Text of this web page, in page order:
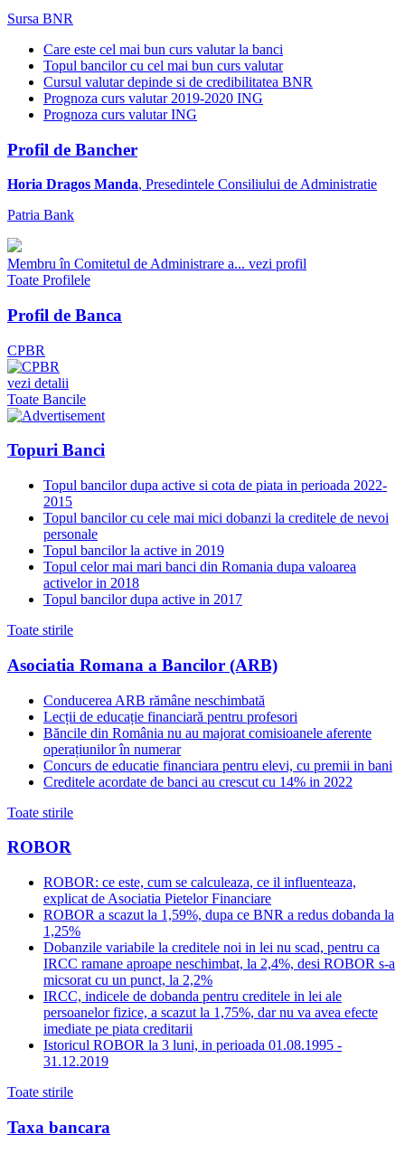
Sursa BNR
Care este cel mai bun curs valutar la banci
Topul bancilor cu cel mai bun curs valutar
Cursul valutar depinde si de credibilitatea BNR
Prognoza curs valutar 2019-2020 ING
Prognoza curs valutar ING
Profil de Bancher
Horia Dragos Manda, Presedintele Consiliului de Administratie
Patria Bank
Membru în Comitetul de Administrare a... vezi profil
Toate Profilele
Profil de Banca
CPBR
vezi detalii
Toate Bancile
Topuri Banci
Topul bancilor dupa active si cota de piata in perioada 2022-
2015
Topul bancilor cu cele mai mici dobanzi la creditele de nevoi
personale
Topul bancilor la active in 2019
Topul celor mai mari banci din Romania dupa valoarea
activelor in 2018
Topul bancilor dupa active in 2017
Toate stirile
Asociatia Romana a Bancilor (ARB)
Conducerea ARB rămâne neschimbată
Lecții de educație financiară pentru profesori
Băncile din România nu au majorat comisioanele aferente
operațiunilor în numerar
Concurs de educatie financiara pentru elevi, cu premii in bani
Creditele acordate de banci au crescut cu 14% in 2022
Toate stirile
ROBOR
ROBOR: ce este, cum se calculeaza, ce il influenteaza,
explicat de Asociatia Pietelor Financiare
ROBOR a scazut la 1,59%, dupa ce BNR a redus dobanda la
1,25%
Dobanzile variabile la creditele noi in lei nu scad, pentru ca
IRCC ramane aproape neschimbat, la 2,4%, desi ROBOR s-a
micsorat cu un punct, la 2,2%
IRCC, indicele de dobanda pentru creditele in lei ale
persoanelor fizice, a scazut la 1,75%, dar nu va avea efecte
imediate pe piata creditarii
Istoricul ROBOR la 3 luni, in perioada 01.08.1995 -
31.12.2019
Toate stirile
Taxa bancara